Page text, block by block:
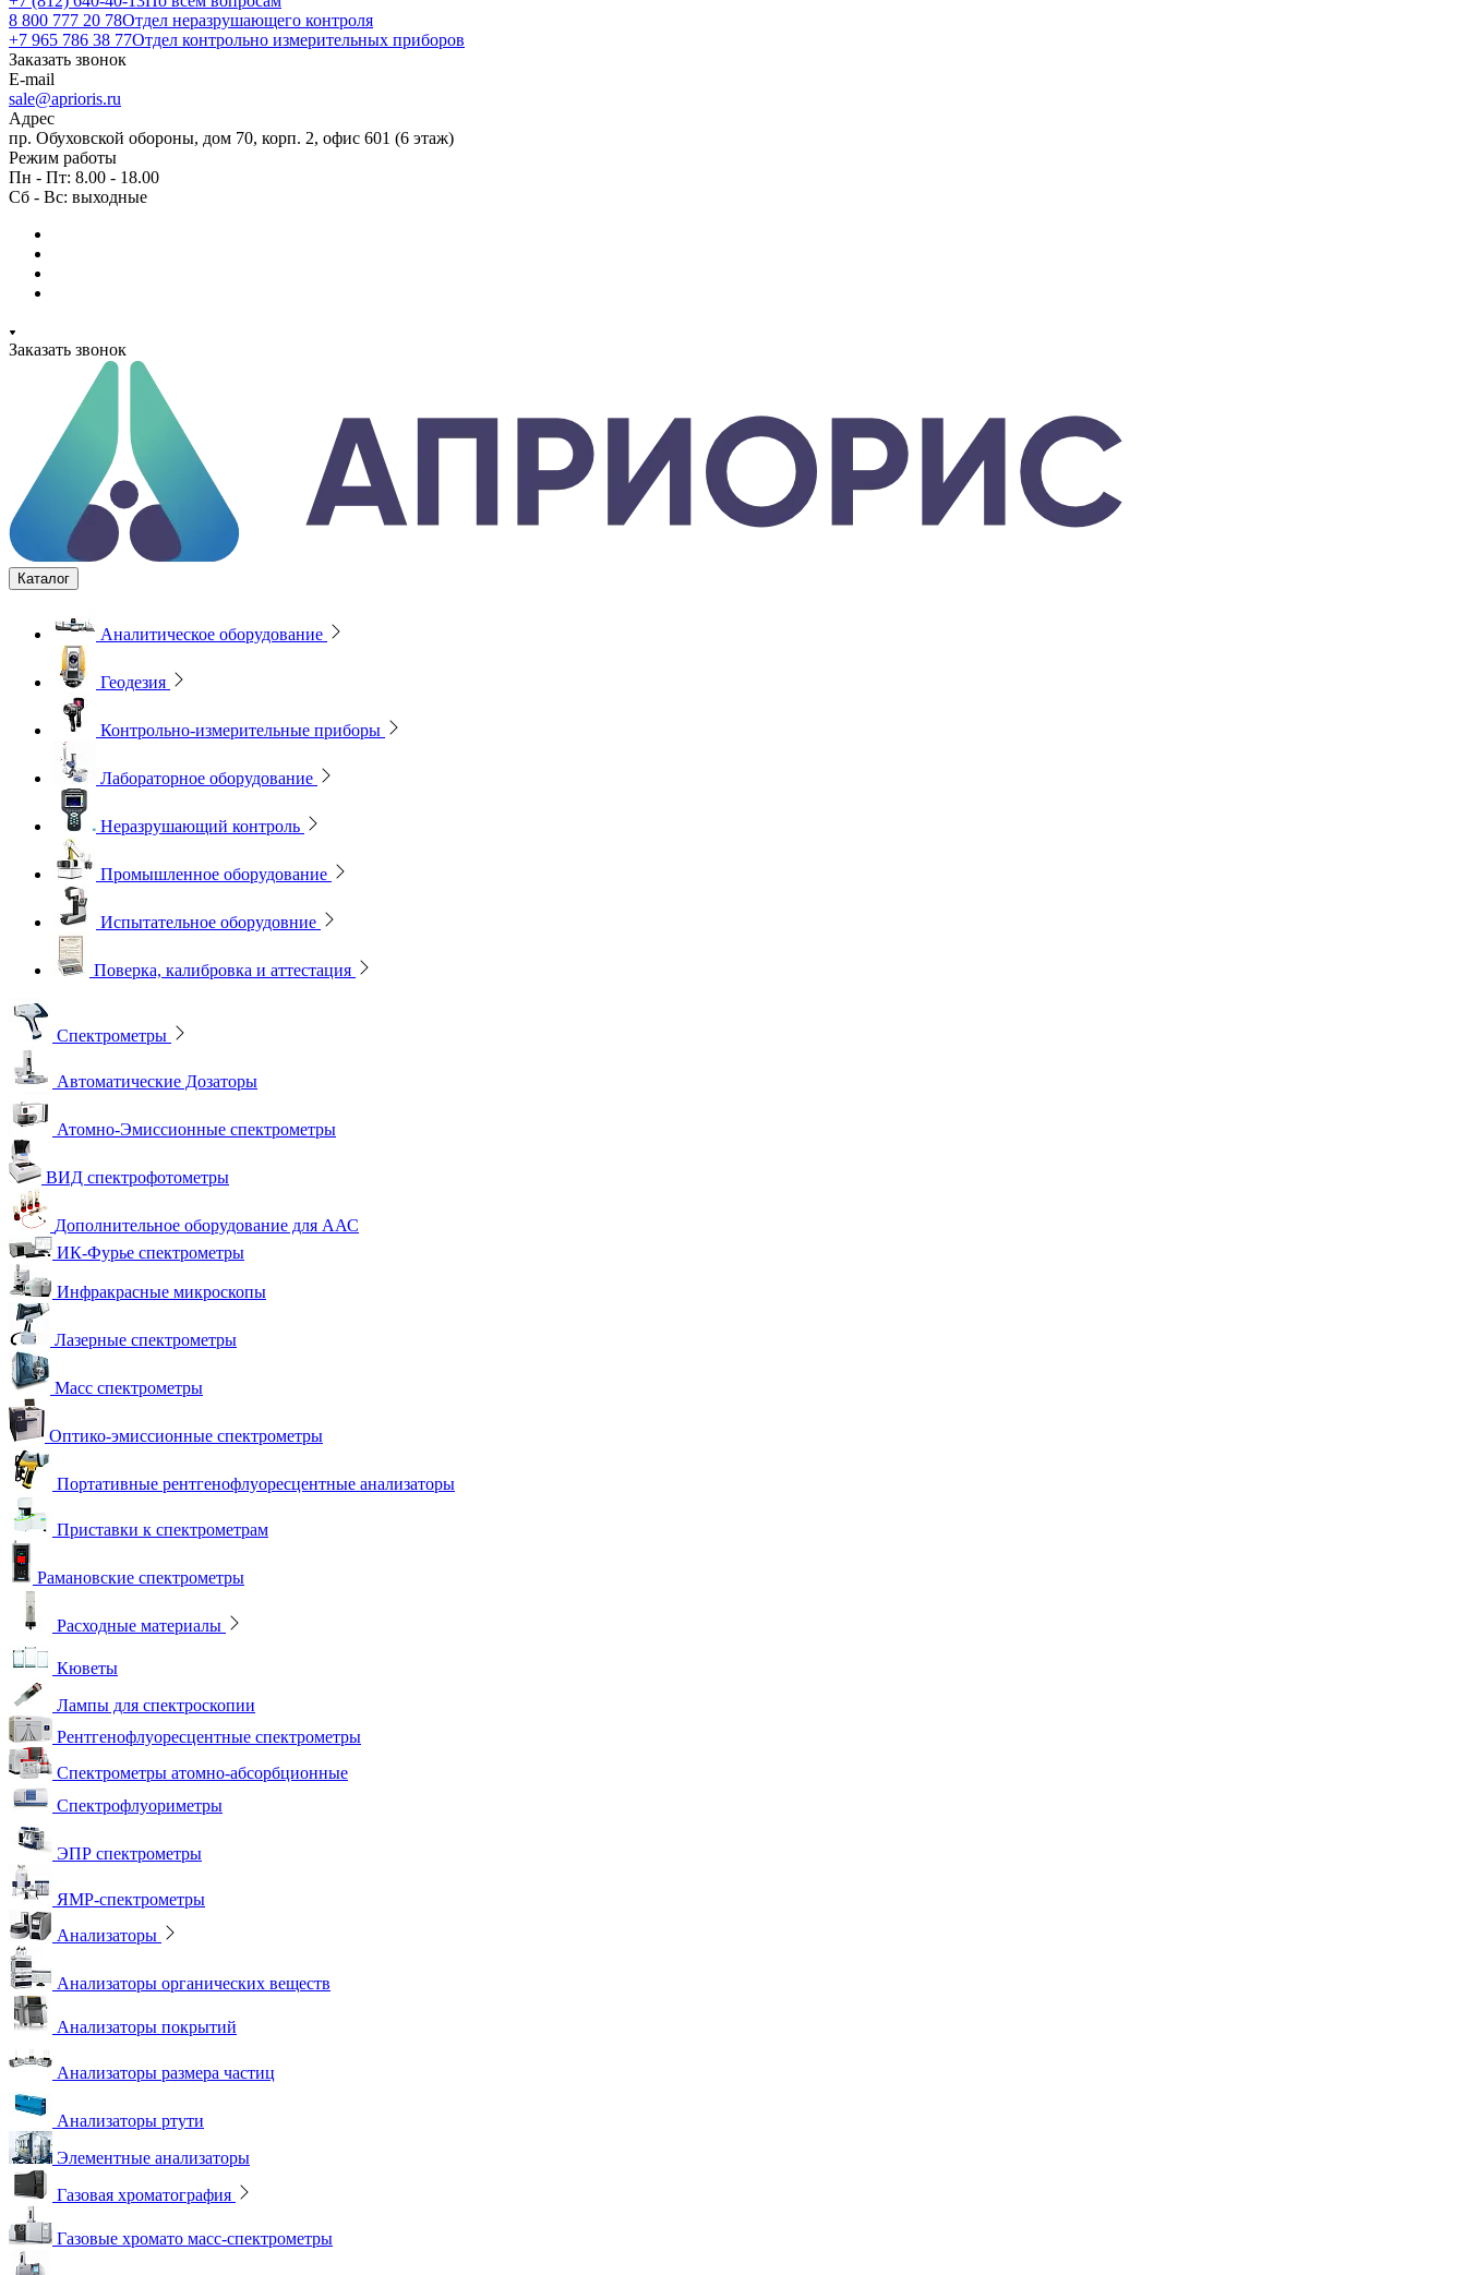
8 800 777 20 78Отдел неразрушающего контроля
+7 965 786 38 77Отдел контрольно измерительных приборов
Заказать звонок
E-mail
sale@aprioris.ru
Адрес
пр. Обуховской обороны, дом 70, корп. 2, офис 601 (6 этаж)
Режим работы
Пн - Пт: 8.00 - 18.00
Сб - Вс: выходные
Заказать звонок
Каталог
Аналитическое оборудование
Геодезия
Контрольно-измерительные приборы
Лабораторное оборудование
Неразрушающий контроль
Промышленное оборудование
Испытательное оборудовние
Поверка, калибровка и аттестация
Спектрометры
Автоматические Дозаторы
Атомно-Эмиссионные спектрометры
ВИД спектрофотометры
Дополнительное оборудование для ААС
ИК-Фурье спектрометры
Инфракрасные микроскопы
Лазерные спектрометры
Масс спектрометры
Оптико-эмиссионные спектрометры
Портативные рентгенофлуоресцентные анализаторы
Приставки к спектрометрам
Рамановские спектрометры
Расходные материалы
Кюветы
Лампы для спектроскопии
Рентгенофлуоресцентные спектрометры
Спектрометры атомно-абсорбционные
Спектрофлуориметры
ЭПР спектрометры
ЯМР-спектрометры
Анализаторы
Анализаторы органических веществ
Анализаторы покрытий
Анализаторы размера частиц
Анализаторы ртути
Элементные анализаторы
Газовая хроматография
Газовые хромато масс-спектрометры